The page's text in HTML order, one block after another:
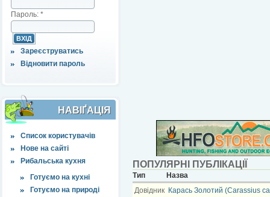
Пароль: *
Зареєструватись
Відновити пароль
НАВІҐАЦІЯ
Список користувачів
Нове на сайті
Рибальська кухня
Готуємо на кухні
Готуємо на природі
ПОПУЛЯРНІ ПУБЛІКАЦІЇ
Тип
Назва
Довідник Карась Золотий (Carassius